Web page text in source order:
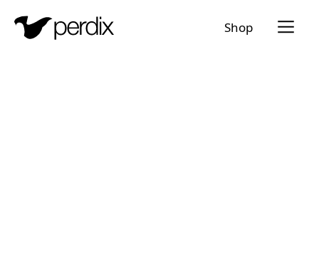
Shop Menü